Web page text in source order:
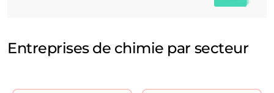
Entreprises de chimie par secteur